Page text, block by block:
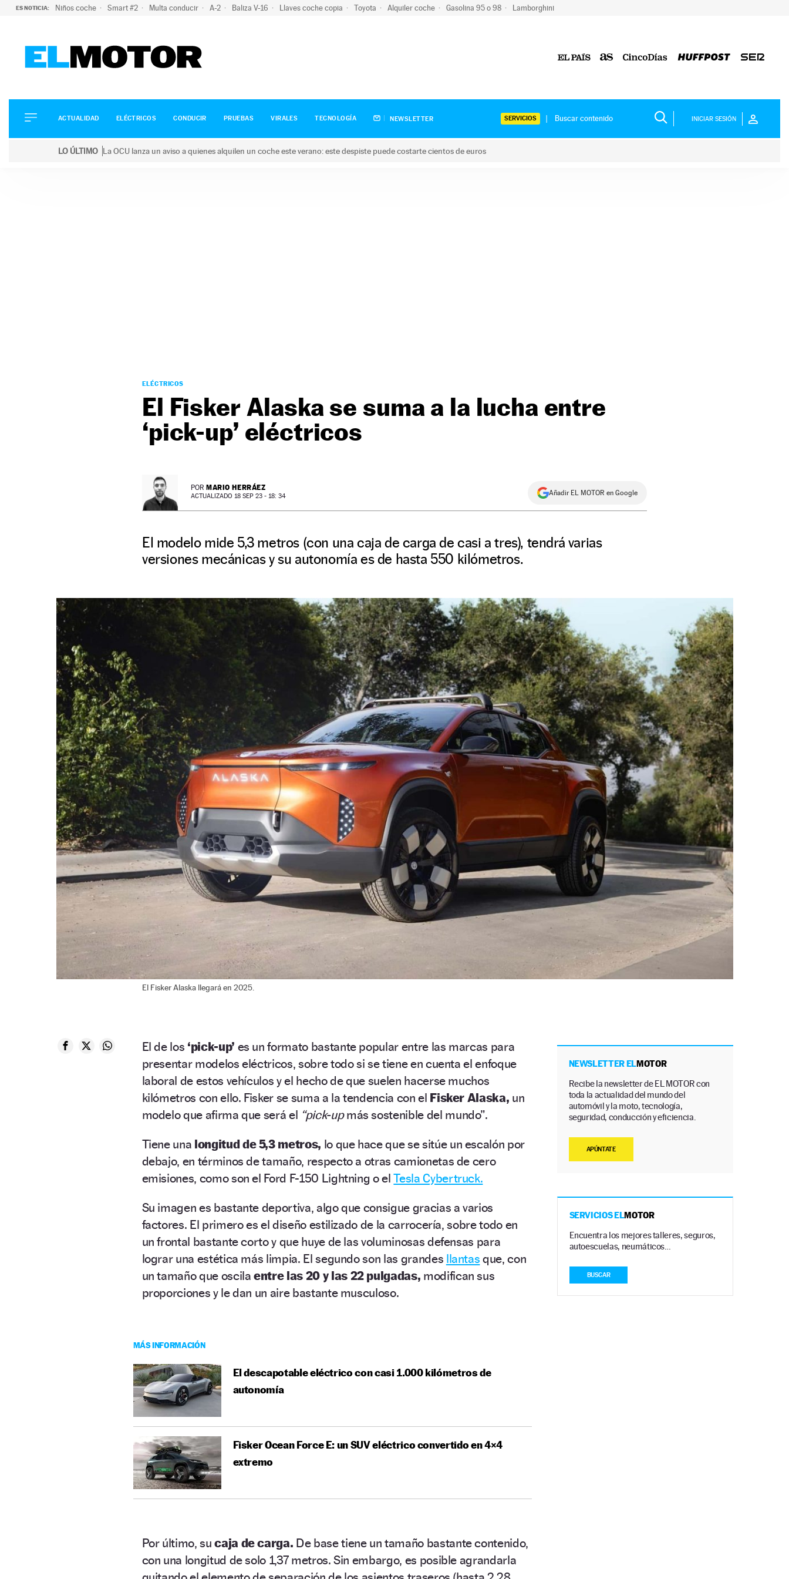
ES NOTICIA: Niños coche Smart #2 Multa conducir A-2 Baliza V-16 Llaves coche copia Toyota Alquiler coche Gasolina 95 o 98 Lamborghini
ELÉCTRICOS
CONDUCIR
ACTUALIDAD ELÉCTRICOS CONDUCIR PRUEBAS VIRALES TECNOLOGÍA NEWSLETTER SERVICIOS INICIAR SESIÓN
LO ÚLTIMO La OCU lanza un aviso a quienes alquilen un coche este verano: este despiste puede costarte cientos de euros
ELÉCTRICOS
El Fisker Alaska se suma a la lucha entre
‘pick-up’ eléctricos
POR MARIO HERRÁEZ
ACTUALIZADO 18 SEP 23 - 18: 34 Añadir EL MOTOR en Google
El modelo mide 5,3 metros (con una caja de carga de casi a tres), tendrá varias
versiones mecánicas y su autonomía es de hasta 550 kilómetros.
El Fisker Alaska llegará en 2025.
El de los ‘pick-up’ es un formato bastante popular entre las marcas para
presentar modelos eléctricos, sobre todo si se tiene en cuenta el enfoque
laboral de estos vehículos y el hecho de que suelen hacerse muchos
kilómetros con ello. Fisker se suma a la tendencia con el Fisker Alaska, un
modelo que afirma que será el “pick-upmás sostenible del mundo”.
Tiene una longitud de 5,3 metros, lo que hace que se sitúe un escalón por
debajo, en términos de tamaño, respecto a otras camionetas de cero
emisiones, como son el Ford F-150 Lightning o elTesla Cybertruck.
Su imagen es bastante deportiva, algo que consigue gracias a varios
factores. El primero es el diseño estilizado de la carrocería, sobre todo en
un frontal bastante corto y que huye de las voluminosas defensas para
lograr una estética más limpia. El segundo son las grandes llantas que, con
un tamaño que oscilaentre las 20 y las 22 pulgadas, modifican sus
proporciones y le dan un aire bastante musculoso.
MÁS INFORMACIÓN
El descapotable eléctrico con casi 1.000 kilómetros de
autonomía
Fisker Ocean Force E: un SUV eléctrico convertido en 4×4
extremo
Por último, sucaja de carga. De base tiene un tamaño bastante contenido,
con una longitud de solo 1,37 metros. Sin embargo, es posible agrandarla
NEWSLETTER ELMOTOR
Recibe la newsletter de EL MOTOR con
toda la actualidad del mundo del
automóvil y la moto, tecnología,
seguridad, conducción y eficiencia.
APÚNTATE
SERVICIOS ELMOTOR
Encuentra los mejores talleres, seguros,
autoescuelas, neumáticos…
BUSCAR